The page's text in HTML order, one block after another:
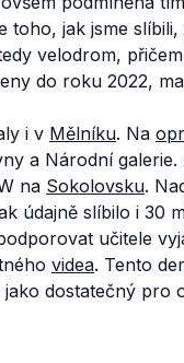
toho, jak jsme
velodrom,
do roku 2022,
i v Mělníku. Na
a Národní
na Sokolovsku.
údajně slíbilo i 30
učitele
videa. Tento
dostatečný pro